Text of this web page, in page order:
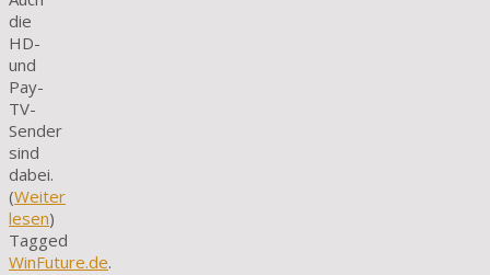
die
HD-
und
Pay-
TV-
Sender
sind
dabei.
(Weiter
lesen)
Tagged
WinFuture.de.